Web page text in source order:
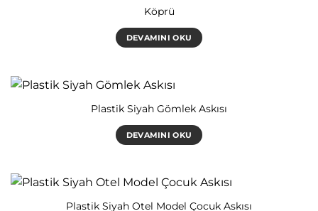
Köprü
DEVAMINI OKU
Plastik Siyah Gömlek Askısı
DEVAMINI OKU
Plastik Siyah Otel Model Çocuk Askısı